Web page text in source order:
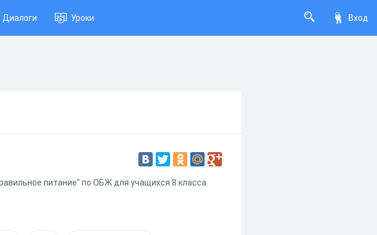
Вход
Диалоги Уроки
питание" по ОБЖ для учащихся 8 класса